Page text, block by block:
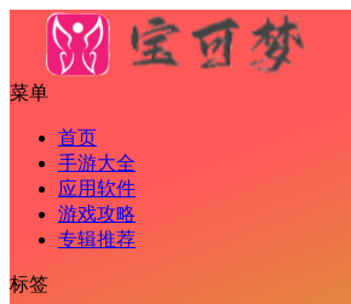
菜单
首页
手游大全
应用软件
游戏攻略
专辑推荐
标签